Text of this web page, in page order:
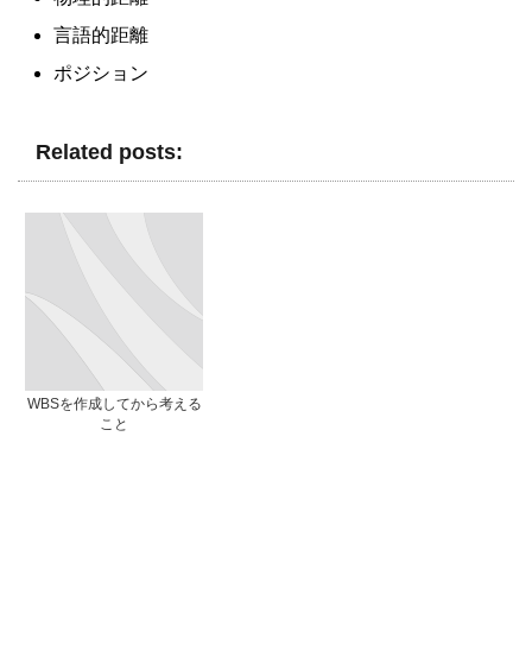
言語的距離
ポジション
Related posts:
WBSを作成してから考える
こと